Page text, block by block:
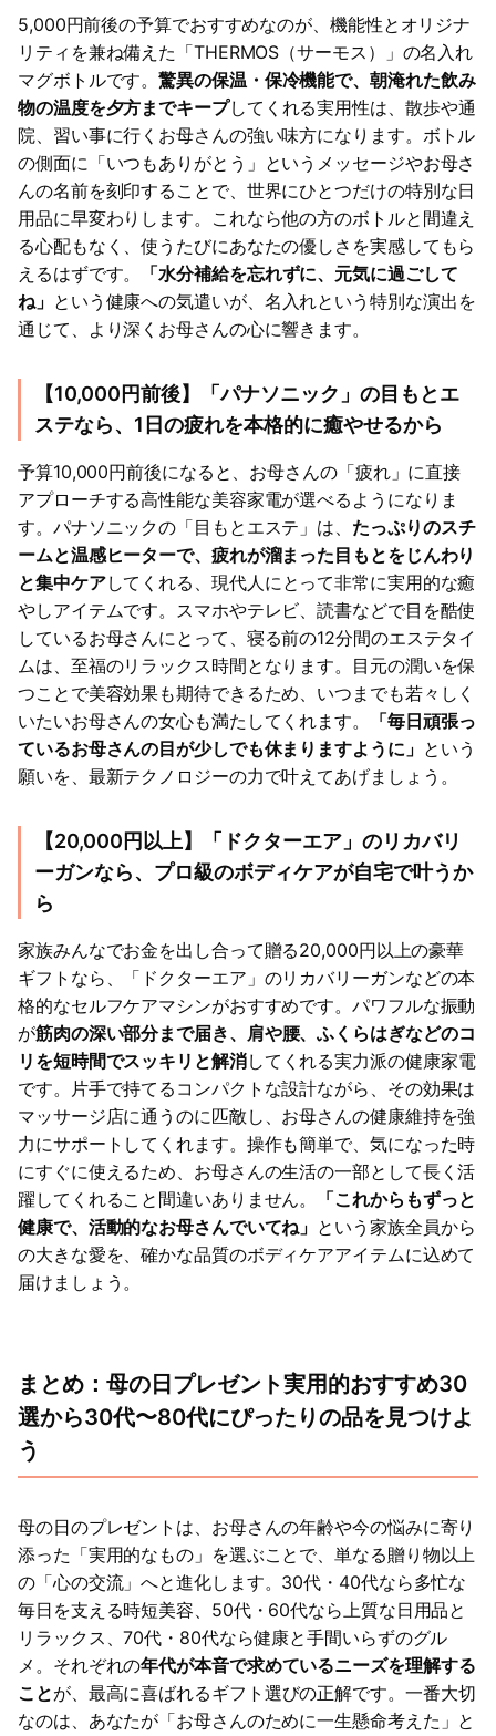
5,000円前後の予算でおすすめなのが、機能性とオリジナ
リティを兼ね備えた「THERMOS（サーモス）」の名入れ
マグボトルです。驚異の保温・保冷機能で、朝淹れた飲み
物の温度を夕方までキープしてくれる実用性は、散歩や通
院、習い事に行くお母さんの強い味方になります。ボトル
の側面に「いつもありがとう」というメッセージやお母さ
んの名前を刻印することで、世界にひとつだけの特別な日
用品に早変わりします。これなら他の方のボトルと間違え
る心配もなく、使うたびにあなたの優しさを実感してもら
えるはずです。
「水分補給を忘れずに、元気に過ごして
ね」 という健康への気遣いが、名入れという特別な演出を
通じて、より深くお母さんの心に響きます。
【10,000円前後】「パナソニック」の目もとエ
ステなら、1日の疲れを本格的に癒やせるから
予算10,000円前後になると、お母さんの「疲れ」に直接
アプローチする高性能な美容家電が選べるようになりま
す。パナソニックの「目もとエステ」は、 たっぷりのスチ
ームと温感ヒーターで、疲れが溜まった目もとをじんわり
と集中ケアしてくれる、現代人にとって非常に実用的な癒
やしアイテムです。スマホやテレビ、読書などで目を酷使
しているお母さんにとって、寝る前の12分間のエステタイ
ムは、至福のリラックス時間となります。目元の潤いを保
つことで美容効果も期待できるため、いつまでも若々しく
いたいお母さんの女心も満たしてくれます。
「毎日頑張っ
ているお母さんの目が少しでも休まりますように」 という
願いを、最新テクノロジーの力で叶えてあげましょう。
【20,000円以上】「ドクターエア」のリカバリ
ーガンなら、プロ級のボディケアが自宅で叶うか
ら
家族みんなでお金を出し合って贈る20,000円以上の豪華
ギフトなら、「ドクターエア」のリカバリーガンなどの本
格的なセルフケアマシンがおすすめです。パワフルな振動
が筋肉の深い部分まで届き、肩や腰、ふくらはぎなどのコ
リを短時間でスッキリと解消してくれる実力派の健康家電
です。片手で持てるコンパクトな設計ながら、その効果は
マッサージ店に通うのに匹敵し、お母さんの健康維持を強
力にサポートしてくれます。操作も簡単で、気になった時
にすぐに使えるため、お母さんの生活の一部として長く活
躍してくれること間違いありません。
「これからもずっと
健康で、活動的なお母さんでいてね」 という家族全員から
の大きな愛を、確かな品質のボディケアアイテムに込めて
届けましょう。
まとめ：母の日プレゼント実用的おすすめ30
選から30代〜80代にぴったりの品を見つけよ
う
母の日のプレゼントは、お母さんの年齢や今の悩みに寄り
添った「実用的なもの」を選ぶことで、単なる贈り物以上
の「心の交流」へと進化します。30代・40代なら多忙な
毎日を支える時短美容、50代・60代なら上質な日用品と
リラックス、70代・80代なら健康と手間いらずのグル
メ。それぞれの年代が本音で求めているニーズを理解する
ことが、最高に喜ばれるギフト選びの正解です。一番大切
なのは、あなたが「お母さんのために一生懸命考えた」と